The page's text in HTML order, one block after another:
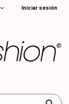
Iniciar sesión